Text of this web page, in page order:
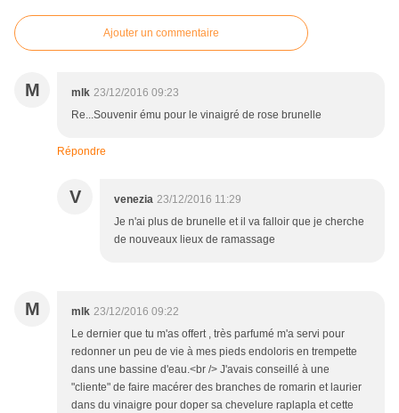
Ajouter un commentaire
M mlk 23/12/2016 09:23
Re...Souvenir ému pour le vinaigré de rose brunelle
Répondre
V venezia 23/12/2016 11:29
Je n'ai plus de brunelle et il va falloir que je cherche
de nouveaux lieux de ramassage
M mlk 23/12/2016 09:22
Le dernier que tu m'as offert , très parfumé m'a servi pour
redonner un peu de vie à mes pieds endoloris en trempette
dans une bassine d'eau.<br /> J'avais conseillé à une
"cliente" de faire macérer des branches de romarin et laurier
dans du vinaigre pour doper sa chevelure raplapla et cette